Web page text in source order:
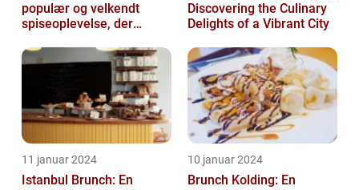
populær og velkendt
spiseoplevelse, der
drikkeelskere run...
Discovering the Culinary
Delights of a Vibrant City
11 januar 2024
Istanbul Brunch: En
10 januar 2024
Brunch Kolding: En